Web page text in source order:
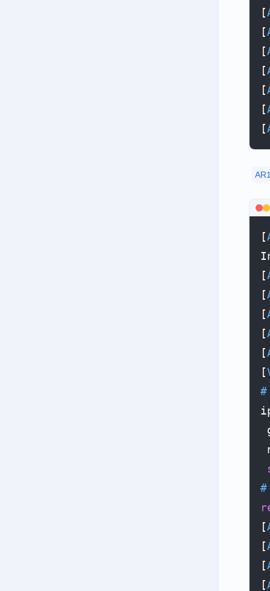
[
[
[
[
[
[
[
[
[
[
[
[
[
[
#
#
[
[
[
[